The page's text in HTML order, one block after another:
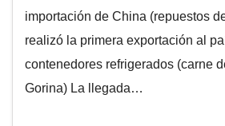
importación de China (repuestos
realizó la primera exportación al
contenedores refrigerados (carne
Gorina) La llegada…